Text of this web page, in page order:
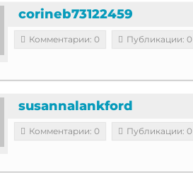
corineb73122459
Комментарии: 0 Публикации: 0
susannalankford
Комментарии: 0 Публикации: 0